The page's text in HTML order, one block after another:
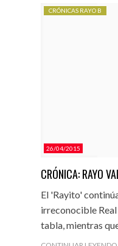
26/04/2015
CRÓNICAS RAYO B
CRÓNICA: RAYO
El 'Rayito'
irreconocible Real
tabla, mientras